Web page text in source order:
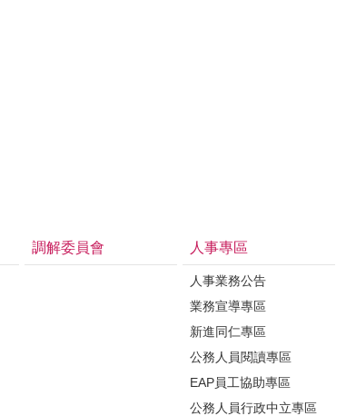
調解委員會 人事專區
人事業務公告
業務宣導專區
新進同仁專區
公務人員閱讀專區
EAP員工協助專區
公務人員行政中立專區